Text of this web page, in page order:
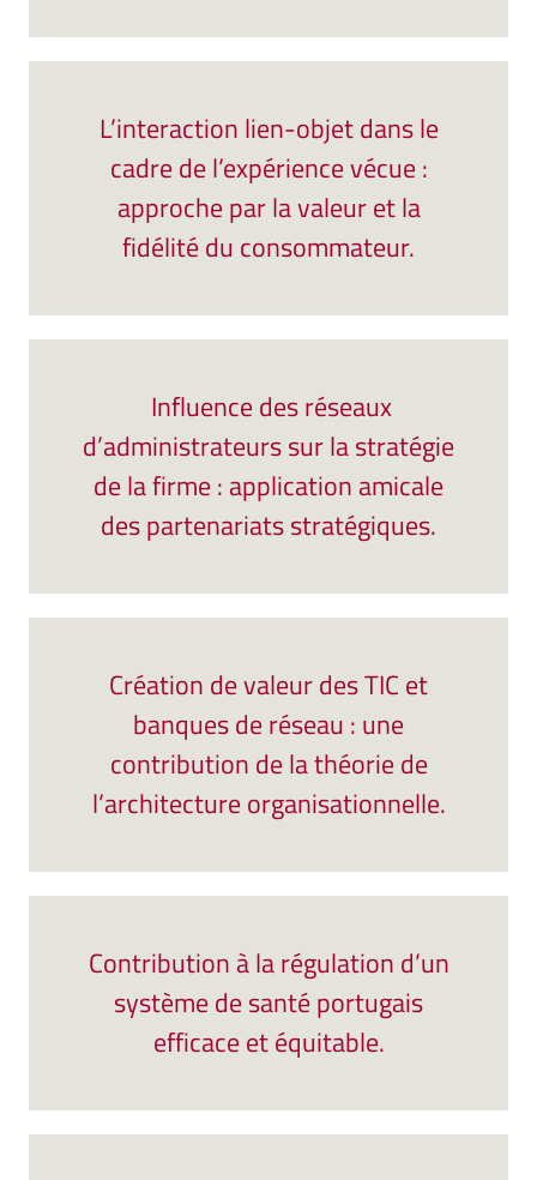
L’interaction lien-objet dans le
cadre de l’expérience vécue :
approche par la valeur et la
fidélité du consommateur.
Influence des réseaux
d’administrateurs sur la stratégie
de la firme : application amicale
des partenariats stratégiques.
Création de valeur des TIC et
banques de réseau : une
contribution de la théorie de
l’architecture organisationnelle.
Contribution à la régulation d’un
système de santé portugais
efficace et équitable.